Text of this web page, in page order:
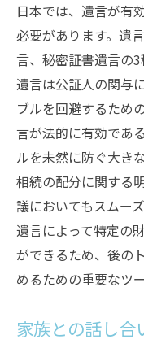
不動産や
分割しにく
共同所有を
相続財産の
財産の再評
相続の安心を
遺言書に必
誤解を招か
遺言書に署
証人の選
手書き遺言
遺言書の保
日本では、遺言が有
必要があります。遺
言、秘密証書遺言の
遺言は公証人の関与
ブルを回避するため
言が法的に有効であ
ルを未然に防ぐ大き
相続の配分に関する
議においてもスムー
遺言によって特定の
ができるため、後の
めるための重要なツ
家族との話し合